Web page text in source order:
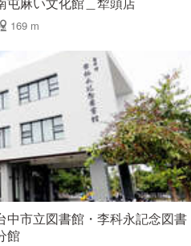
169 m
中市立図書館・李科永記念図書
館